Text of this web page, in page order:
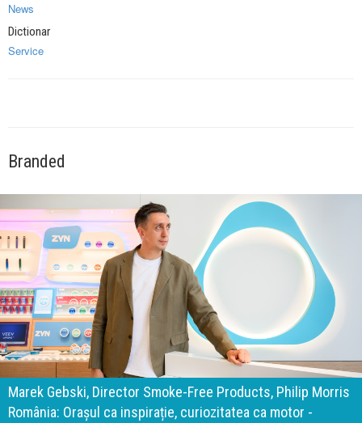
News
Dictionar
Service
Branded
140 de ani de Mercedes-Benz. Ramona Pîrlog: Cel mai
important „test al timpului” este să inovăm constant, dar
cu aceeași responsabilitate față de oameni, siguranță și